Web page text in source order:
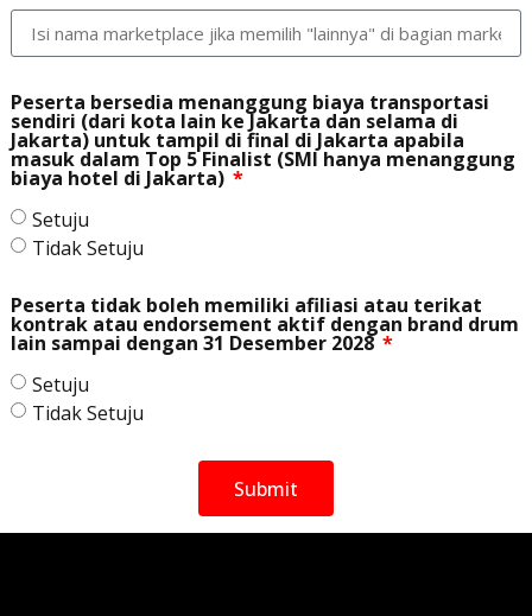
Peserta bersedia menanggung biaya transportasi
sendiri (dari kota lain ke Jakarta dan selama di
Jakarta) untuk tampil di final di Jakarta apabila
masuk dalam Top 5 Finalist (SMI hanya menanggung
biaya hotel di Jakarta)
Setuju
Tidak Setuju
Peserta tidak boleh memiliki afiliasi atau terikat
kontrak atau endorsement aktif dengan brand drum
lain sampai dengan 31 Desember 2028
Setuju
Tidak Setuju
Submit